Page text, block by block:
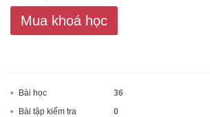
Mua khoá học
Bài học
36
Bài tập kiểm tra
0